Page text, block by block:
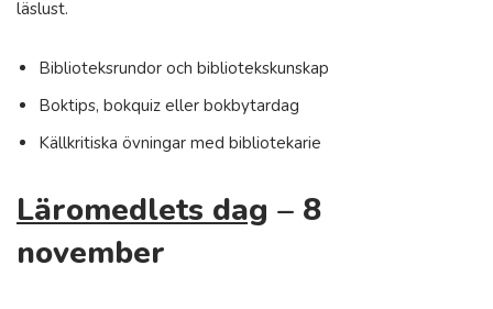
läslust.
Biblioteksrundor och bibliotekskunskap
Boktips, bokquiz eller bokbytardag
Källkritiska övningar med bibliotekarie
Läromedlets dag – 8
november